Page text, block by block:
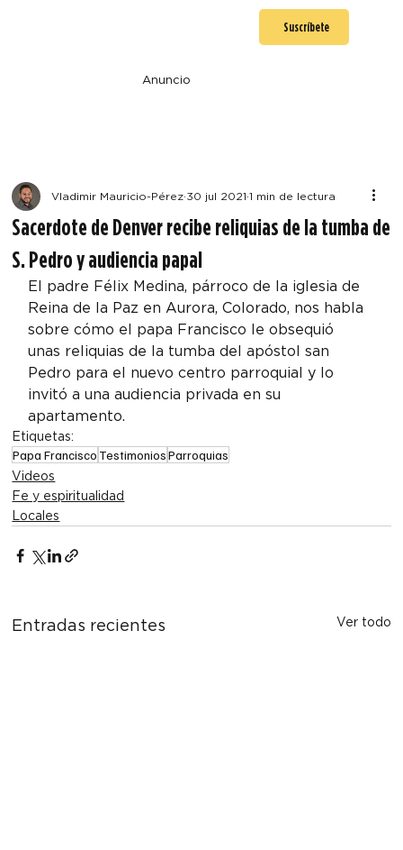
Suscríbete
Anuncio
Sacerdote de Denver recibe reliquias de la tumba de
S. Pedro y audiencia papal
Vladimir Mauricio-Pérez 30 jul 2021 1 min de lectura
El padre Félix Medina, párroco de la iglesia de
Reina de la Paz en Aurora, Colorado, nos habla
sobre cómo el papa Francisco le obsequió
unas reliquias de la tumba del apóstol san
Pedro para el nuevo centro parroquial y lo
invitó a una audiencia privada en su
apartamento.
Etiquetas:
Papa Francisco Testimonios Parroquias
Videos
Fe y espiritualidad
Locales
Entradas recientes Ver todo